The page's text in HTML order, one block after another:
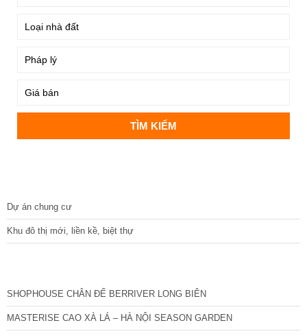
Dự án chung cư
Khu đô thị mới, liền kề, biệt thự
SHOPHOUSE CHÂN ĐẾ BERRIVER LONG BIÊN
MASTERISE CAO XÀ LÁ – HÀ NỘI SEASON GARDEN